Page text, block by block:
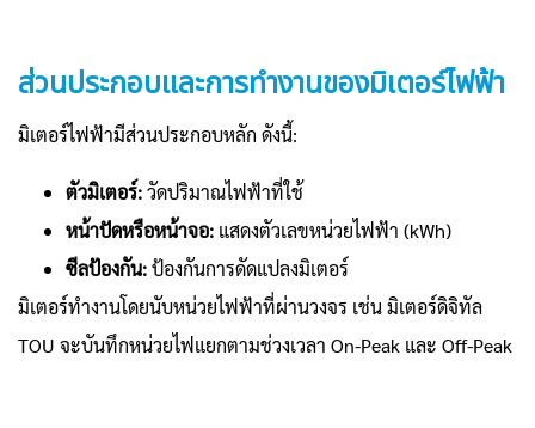
ส่วนประกอบและการทำงานของมิเตอร์ไฟฟ้า
มิเตอร์ไฟฟ้ามีส่วนประกอบหลัก ดังนี้:
ตัวมิเตอร์:วัดปริมาณไฟฟ้าที่ใช้
หน้าปัดหรือหน้าจอ: แสดงตัวเลขหน่วยไฟฟ้า (kWh)
ซีลป้องกัน:ป้องกันการดัดแปลงมิเตอร์
มิเตอร์ทำงานโดยนับหน่วยไฟฟ้าที่ผ่านวงจร เช่น มิเตอร์ดิจิทัล
TOU จะบันทึกหน่วยไฟแยกตามช่วงเวลา On-Peak และ Off-Peak